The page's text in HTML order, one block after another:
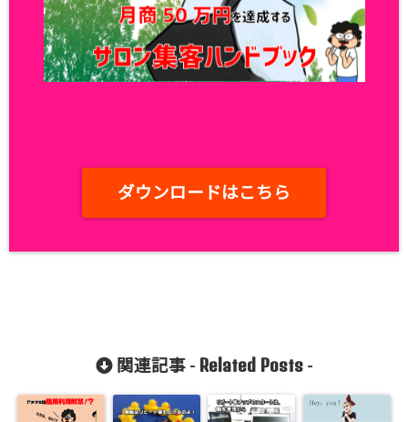
ダウンロードはこちら
関連記事 - Related Posts-